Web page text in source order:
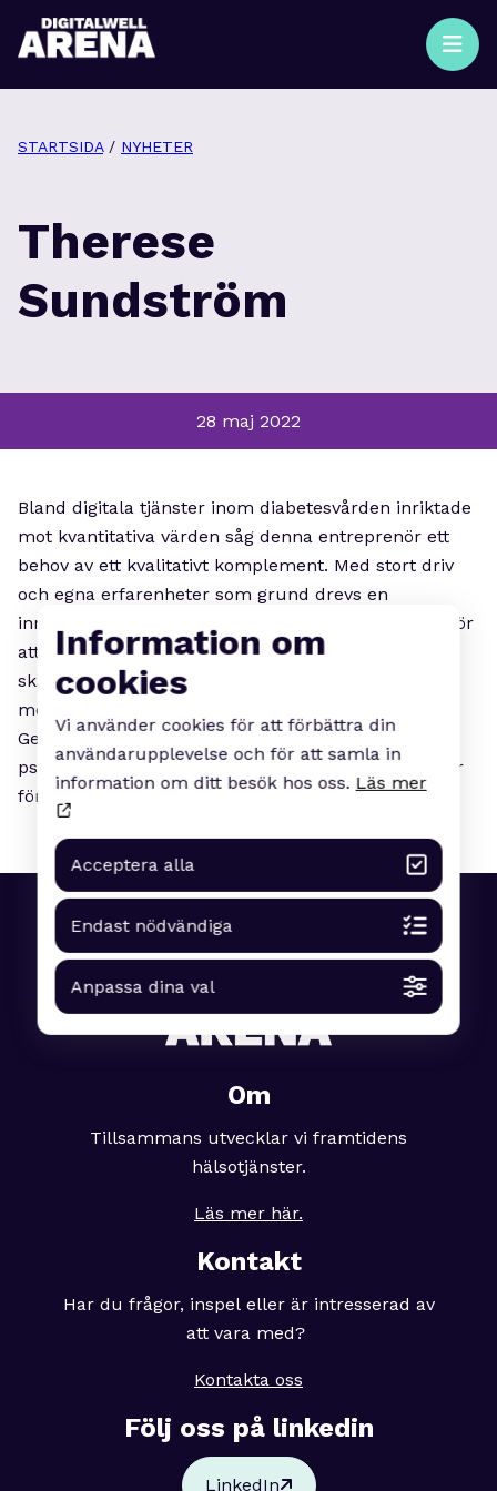
STARTSIDA/ NYHETER
Therese
Sundström
28 maj 2022
Bland digitala tjänster inom diabetesvården inriktade
mot kvantitativa värden såg denna entreprenör ett
behov av ett kvalitativt komplement. Med stort driv
och egna erfarenheter som grund drevs en
innovationsprocess tillsammans med användarna för
att skapa appen Min diabetes. Ett verktyg för att
skapa ökad trygghet och självständighet för barn
med diabetes typ 1 och personer i deras närhet.
Genom skräddarsydd information och fokus på det
psykiska måendet skapar appen nya förutsättningar
för familjer och barn. Stort grattis till vinsten!
Om
Tillsammans utvecklar vi framtidens
hälsotjänster.
Läs mer här.
Kontakt
Har du frågor, inspel eller är intresserad av
att vara med?
Kontakta oss
Följ oss på linkedin
LinkedIn
Information om
cookies
Vi använder cookies för att förbättra din
användarupplevelse och för att samla in
information om ditt besök hos oss. Läs mer
Acceptera alla
Endast nödvändiga
Anpassa dina val